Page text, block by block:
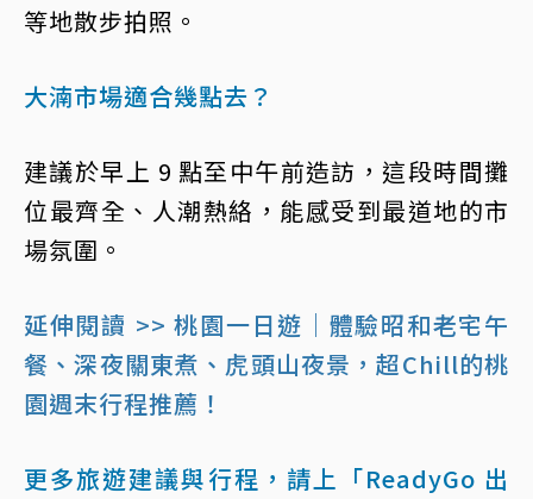
等地散步拍照。
大湳市場適合幾點去？
建議於早上 9 點至中午前造訪，這段時間攤
位最齊全、人潮熱絡，能感受到最道地的市
場氛圍。
延伸閱讀 >> 桃園一日遊｜體驗昭和老宅午
餐、深夜關東煮、虎頭山夜景，超Chill的桃
園週末行程推薦！
更多旅遊建議與行程，請上「ReadyGo 出